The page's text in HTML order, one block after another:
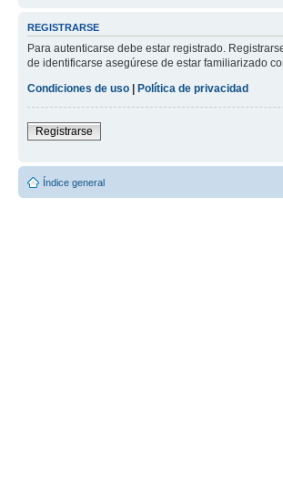
REGISTRARSE
Para autenticarse debe estar registrado.
de identificarse asegúrese de estar familiarizado
Condiciones de uso
Política de privacidad
Registrarse
Índice general